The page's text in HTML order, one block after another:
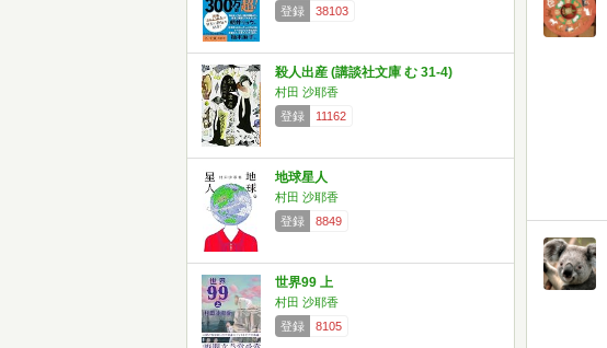
登録
38103
殺人出産 (講談社文庫 む 31-4)
村田 沙耶香
登録
11162
地球星人
村田 沙耶香
登録
8849
世界99 上
村田 沙耶香
登録
8105